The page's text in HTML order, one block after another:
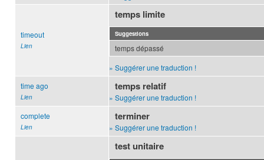
timeout
Lien
temps limite
Suggestions
temps dépassé
» Suggérer une traduction !
time ago
Lien
temps relatif
» Suggérer une traduction !
complete
Lien
terminer
» Suggérer une traduction !
test unitaire